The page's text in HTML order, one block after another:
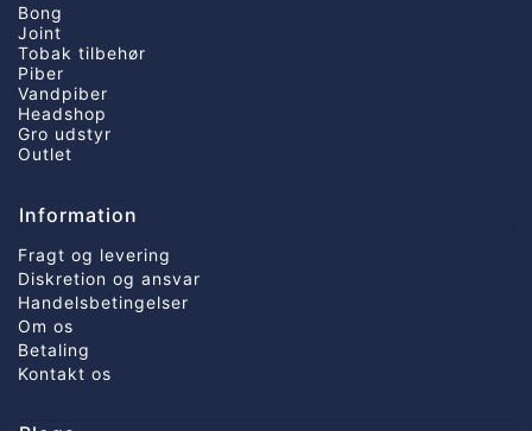
Bong
Joint
Tobak tilbehør
Piber
Vandpiber
Headshop
Gro udstyr
Outlet
Information
Fragt og levering
Diskretion og ansvar
Handelsbetingelser
Om os
Betaling
Kontakt os